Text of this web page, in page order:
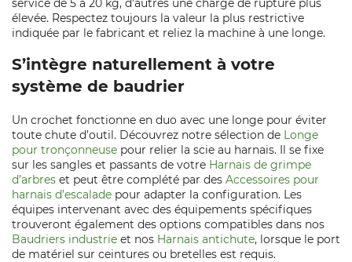
service de 5 à 20 kg, d’autres une charge de rupture plus
élevée. Respectez toujours la valeur la plus restrictive
indiquée par le fabricant et reliez la machine à une longe.
S’intègre naturellement à votre
système de baudrier
Un crochet fonctionne en duo avec une longe pour éviter
toute chute d’outil. Découvrez notre sélection de Longe
pour tronçonneuse pour relier la scie au harnais. Il se fixe
sur les sangles et passants de votre Harnais de grimpe
d’arbres et peut être complété par des Accessoires pour
harnais d’escalade pour adapter la configuration. Les
équipes intervenant avec des équipements spécifiques
trouveront également des options compatibles dans nos
Baudriers industrie et nos Harnais antichute, lorsque le port
de matériel sur ceintures ou bretelles est requis.